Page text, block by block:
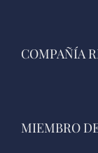
COMPAÑÍA
MIEMBRO